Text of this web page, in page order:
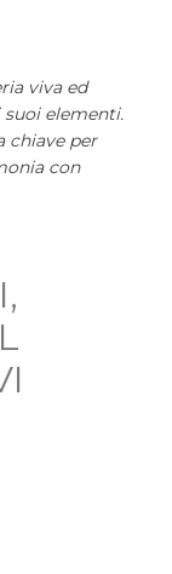
viva ed
elementi.
chiave per
con